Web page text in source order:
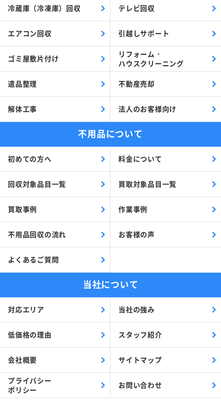
冷蔵庫（冷凍庫）回収 テレビ回収
エアコン回収 引越しサポート
ゴミ屋敷片付け
リフォーム・
ハウスクリーニング
遺品整理 不動産売却
解体工事 法人のお客様向け
不用品について
初めての方へ 料金について
回収対象品目一覧 買取対象品目一覧
買取事例 作業事例
不用品回収の流れ お客様の声
よくあるご質問
当社について
対応エリア 当社の強み
低価格の理由 スタッフ紹介
会社概要 サイトマップ
プライバシー
ポリシー
お問い合わせ